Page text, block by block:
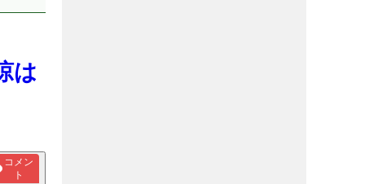
は
コメン
ト